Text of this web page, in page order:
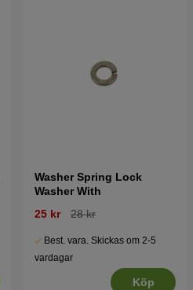
Washer Spring Lock
Washer With
25 kr
28 kr
Best. vara. Skickas om 2-5
vardagar
Köp